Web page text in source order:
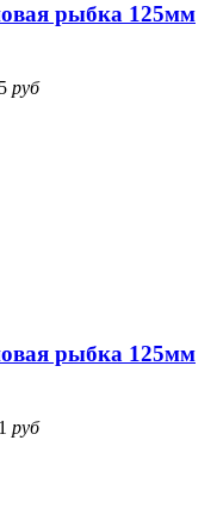
рыбка 125мм
руб
рыбка 125мм
руб